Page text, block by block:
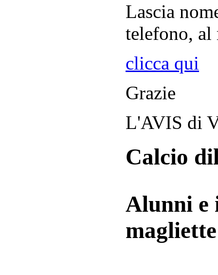
Lascia
telefono, al
clicca qui
Grazie
L'AVIS di
Calcio
Alunni e